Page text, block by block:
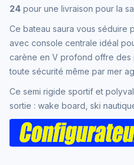
24 pour une livraison pour la
Ce bateau saura vous séduire
avec console centrale idéal
carène en V profond offre des
toute sécurité même par mer
Ce semi rigide sportif et
sortie : wake board, ski